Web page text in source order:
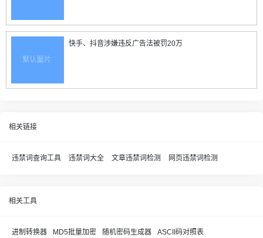
快手、抖音涉嫌违反广告法被罚20万
相关链接
违禁词查询工具 违禁词大全 文章违禁词检测 网页违禁词检测
相关工具
进制转换器 MD5批量加密 随机密码生成器 ASCII码对照表